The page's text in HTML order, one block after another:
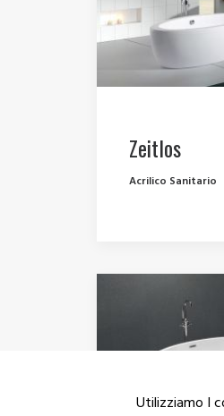
Zeitlos
Acrilico Sanitario
Utilizziamo I